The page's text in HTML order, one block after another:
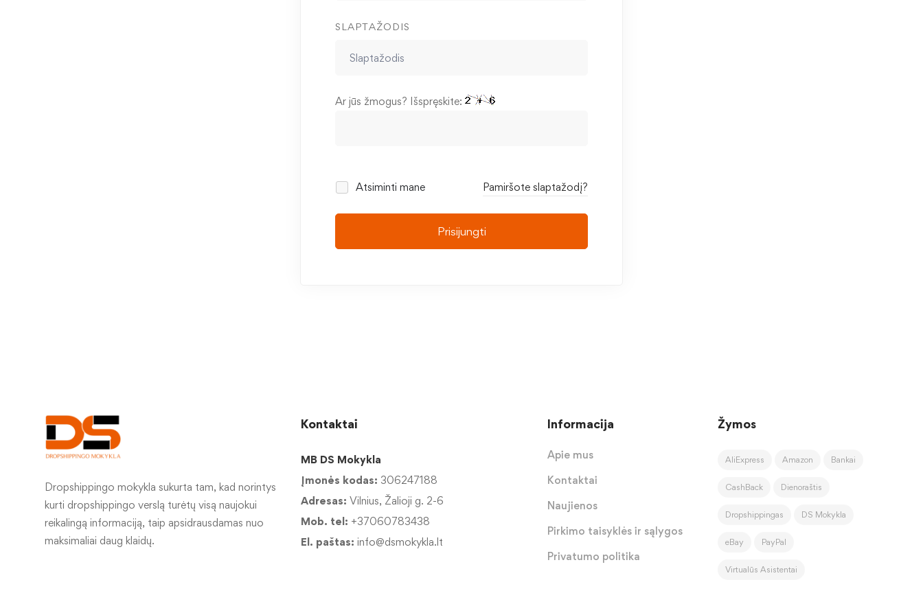
SLAPTAŽODIS
Ar jūs žmogus? Išspręskite:
Atsiminti mane Pamiršote slaptažodį?
Prisijungti
Dropshippingo mokykla sukurta tam, kad norintys
kurti dropshippingo verslą turėtų visą naujokui
reikalingą informaciją, taip apsidrausdamas nuo
maksimaliai daug klaidų.
Kontaktai
MB DS Mokykla
Įmonės kodas: 306247188
Adresas: Vilnius, Žalioji g. 2-6
Mob. tel: +37060783438
El. paštas: info@dsmokykla.lt
Informacija
Apie mus
Kontaktai
Naujienos
Pirkimo taisyklės ir sąlygos
Privatumo politika
Žymos
AliExpress Amazon Bankai
CashBack Dienoraštis
Dropshippingas DS Mokykla
eBay PayPal
Virtualūs Asistentai